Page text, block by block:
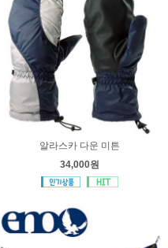
알라스카 다운 미튼
34,000원